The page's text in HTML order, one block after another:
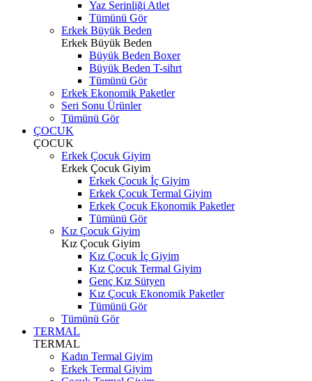
Yaz Serinliği Atlet
Tümünü Gör
Erkek Büyük Beden
Erkek Büyük Beden
Büyük Beden Boxer
Büyük Beden T-sihrt
Tümünü Gör
Erkek Ekonomik Paketler
Seri Sonu Ürünler
Tümünü Gör
ÇOCUK
ÇOCUK
Erkek Çocuk Giyim
Erkek Çocuk Giyim
Erkek Çocuk İç Giyim
Erkek Çocuk Termal Giyim
Erkek Çocuk Ekonomik Paketler
Tümünü Gör
Kız Çocuk Giyim
Kız Çocuk Giyim
Kız Çocuk İç Giyim
Kız Çocuk Termal Giyim
Genç Kız Sütyen
Kız Çocuk Ekonomik Paketler
Tümünü Gör
Tümünü Gör
TERMAL
TERMAL
Kadın Termal Giyim
Erkek Termal Giyim